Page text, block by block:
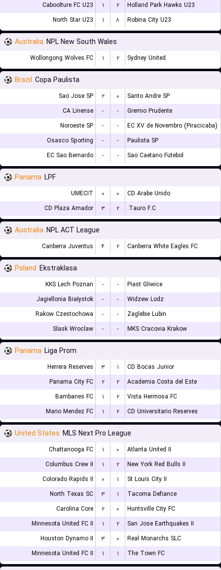
Caboolture FC U23
۱ ۲
Holland Park Hawks U23
North Star U23
۱ ۸ Robina City U23
Australia NPL New South Wales
Wollongong Wolves FC ۱ ۲ Sydney United
Brazil Copa Paulista
Sao Jose SP ۲ ۰
Santo Andre SP
CA Linense
- -
Gremio Prudente
Noroeste SP
- -
EC XV de Novembro (Piracicaba)
Osasco Sporting
- -
Paulista SP
EC Sao Bernardo
- - Sao Caetano Futebol
Panama LPF
UMECIT ۰ ۰
CD Arabe Unido
CD Plaza Amador
۳ ۲ Tauro F.C.
Australia NPL ACT League
Canberra Juventus ۴ ۲ Canberra White Eagles FC
Poland Ekstraklasa
KKS Lech Poznan - -
Piast Gliwice
Jagiellonia Białystok
- -
Widzew Lodz
Rakow Czestochowa
- -
Zaglebie Lubin
Slask Wroclaw
- - MKS Cracovia Krakow
Panama Liga Prom
Herrera Reserves ۳ ۱
CD Bocas Junior
Panama City FC
۲ ۲
Academia Costa del Este
Bambanes FC
۱ ۲
Vista Hermosa FC
Mario Mendez FC
۱ ۲ CD Universitario Reserves
United States MLS Next Pro League
Chattanooga FC ۱ ۰
Atlanta United II
Columbus Crew II
۱ ۲
New York Red Bulls II
Colorado Rapids II
۰ ۱
St Louis City II
North Texas SC
۳ ۱
Tacoma Defiance
Carolina Core
۲ ۰
Huntsville City FC
Minnesota United FC II
۱ ۲
San Jose Earthquakes II
Houston Dynamo II
۳ ۰
Real Monarchs SLC
Minnesota United FC II
۱ ۱ The Town FC